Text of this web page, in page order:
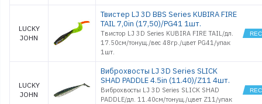
LUCKY
JOHN
Твистер LJ 3D BBS Series KUBIRA FIRE
TAIL 7,0in (17,50)/PG41 1шт.
Твистор LJ 3D Series KUBIRA FIRE TAIL/дл.
17.50см/тонущ./вес 48гр./цвет PG41/упак
1шт.
LUCKY
JOHN
Виброхвосты LJ 3D Series SLICK
SHAD PADDLE 4.5in (11.40)/Z11 4шт.
Виброхвосты LJ 3D Series SLICK SHAD
PADDLE/дл. 11.40см/тонущ./цвет Z11/упак